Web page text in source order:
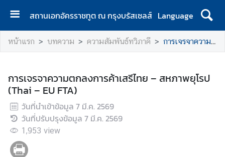
สถานเอกอัครราชทูต ณ กรุงบรัสเซลส์ Language
ห
น้
ร
ก
เ
กี่
ย
ว
หน้าแรก บทความ ความสัมพันธ์ทวิภาคี การเจรจาความตกลงการค้าเสรีไทย – สหภาพยุโรป (Thai – EU FTA)
การเจรจาความตกลงการค้าเสรีไทย – สหภาพยุโรป
(Thai – EU FTA)
วันที่นำเข้าข้อมูล 7 มี.ค. 2569
วันที่ปรับปรุงข้อมูล 7 มี.ค. 2569
1,953 view